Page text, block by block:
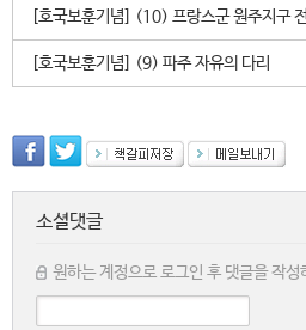
[호국보훈기념] (10) 프랑스군 원주지구
[호국보훈기념] (9) 파주 자유의 다리
소셜댓글
원하는 계정으로 로그인 후 댓글을 작성